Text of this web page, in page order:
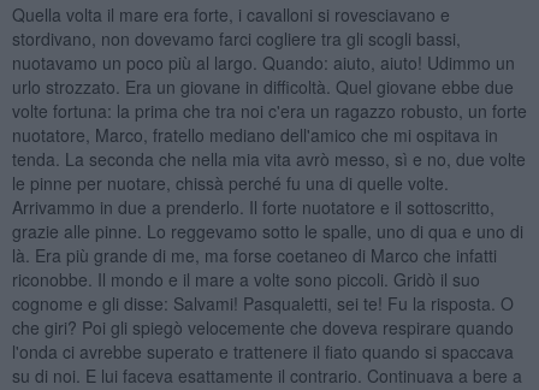
Quella volta il mare era forte, i cavalloni si rovesciavano e
stordivano, non dovevamo farci cogliere tra gli scogli bassi,
nuotavamo un poco più al largo. Quando: aiuto, aiuto! Udimmo un
urlo strozzato. Era un giovane in difficoltà. Quel giovane ebbe due
volte fortuna: la prima che tra noi c'era un ragazzo robusto, un forte
nuotatore, Marco, fratello mediano dell'amico che mi ospitava in
tenda. La seconda che nella mia vita avrò messo, sì e no, due volte
le pinne per nuotare, chissà perché fu una di quelle volte.
Arrivammo in due a prenderlo. Il forte nuotatore e il sottoscritto,
grazie alle pinne. Lo reggevamo sotto le spalle, uno di qua e uno di
là. Era più grande di me, ma forse coetaneo di Marco che infatti
riconobbe. Il mondo e il mare a volte sono piccoli. Gridò il suo
cognome e gli disse: Salvami! Pasqualetti, sei te! Fu la risposta. O
che giri? Poi gli spiegò velocemente che doveva respirare quando
l'onda ci avrebbe superato e trattenere il fiato quando si spaccava
su di noi. E lui faceva esattamente il contrario. Continuava a bere a